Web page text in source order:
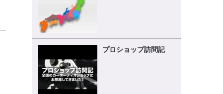
プロショップ訪問記